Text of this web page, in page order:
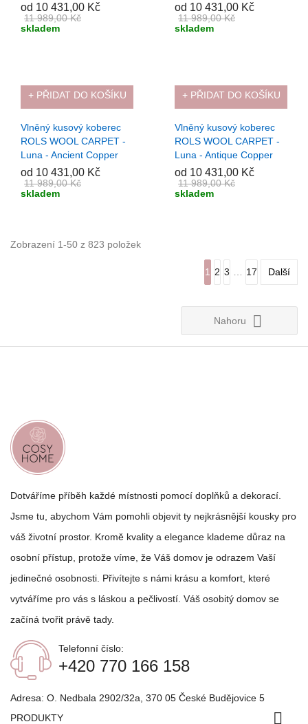
od 10 431,00 Kč
11 989,00 Kč
skladem
od 10 431,00 Kč
11 989,00 Kč
skladem
-13%
+ PŘIDAT DO KOŠÍKU
Vlněný kusový koberec
ROLS WOOL CARPET -
Luna - Ancient Copper
od 10 431,00 Kč
11 989,00 Kč
skladem
-13%
+ PŘIDAT DO KOŠÍKU
Vlněný kusový koberec
ROLS WOOL CARPET -
Luna - Antique Copper
od 10 431,00 Kč
11 989,00 Kč
skladem
Zobrazení 1-50 z 823 položek
1 2 3 17 Další
Nahoru 
Dotváříme příběh každé místnosti pomocí doplňků a dekorací.
Jsme tu, abychom Vám pomohli objevit ty nejkrásnější kousky pro
váš životní prostor. Kromě kvality a elegance klademe důraz na
osobní přístup, protože víme, že Váš domov je odrazem Vaší
jedinečné osobnosti. Přivítejte s námi krásu a komfort, které
vytváříme pro vás s láskou a pečlivostí. Váš osobitý domov se
začíná tvořit právě tady.
Telefonní číslo:
+420 770 166 158
Adresa: O. Nedbala 2902/32a, 370 05 České Budějovice 5
PRODUKTY
